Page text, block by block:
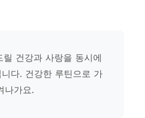
건강과 사랑을 동시에
다. 건강한 루틴으로 가
나가요.